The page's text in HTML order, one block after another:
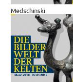
Medschinski